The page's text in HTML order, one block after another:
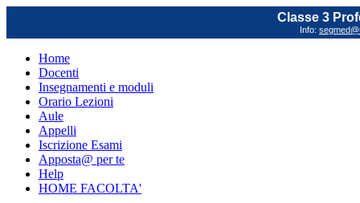
Classe 3
Info:
Home
Docenti
Insegnamenti e moduli
Orario Lezioni
Aule
Appelli
Iscrizione Esami
Apposta@ per te
Help
HOME FACOLTA'